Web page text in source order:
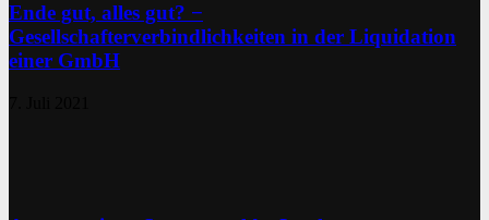
Ende gut, alles gut? −
Gesellschafterverbindlichkeiten in der Liquidation
einer GmbH